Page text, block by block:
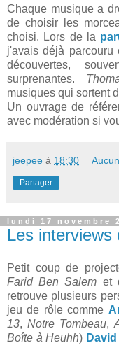
Chaque musique a
de choisir les
choisi. Lors de la
j'avais déjà
découvertes,
surprenantes.
musiques qui sortent
Un ouvrage de
avec modération si
jeepee à 18:30
Partager
lundi 17 novembre
Les interviews
Petit coup de
Farid Ben Salem et
retrouve plusieurs
jeu de rôle comme
13, Notre Tombeau,
Boîte à Heuhh)